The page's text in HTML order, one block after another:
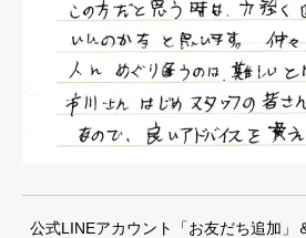
公式LINEアカウント「お友だち追加」